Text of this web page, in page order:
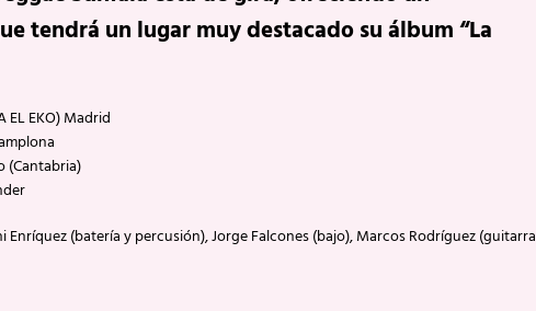
tendrá un lugar muy destacado su álbum “La
EL EKO) Madrid
(Cantabria)
(batería y percusión), Jorge Falcones (bajo), Marcos Rodríguez (guitarra